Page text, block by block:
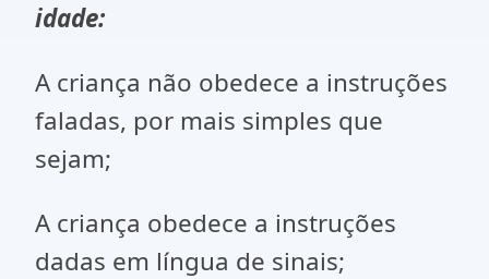
idade:
A criança não obedece a instruções
faladas, por mais simples que
sejam;
A criança obedece a instruções
dadas em língua de sinais;